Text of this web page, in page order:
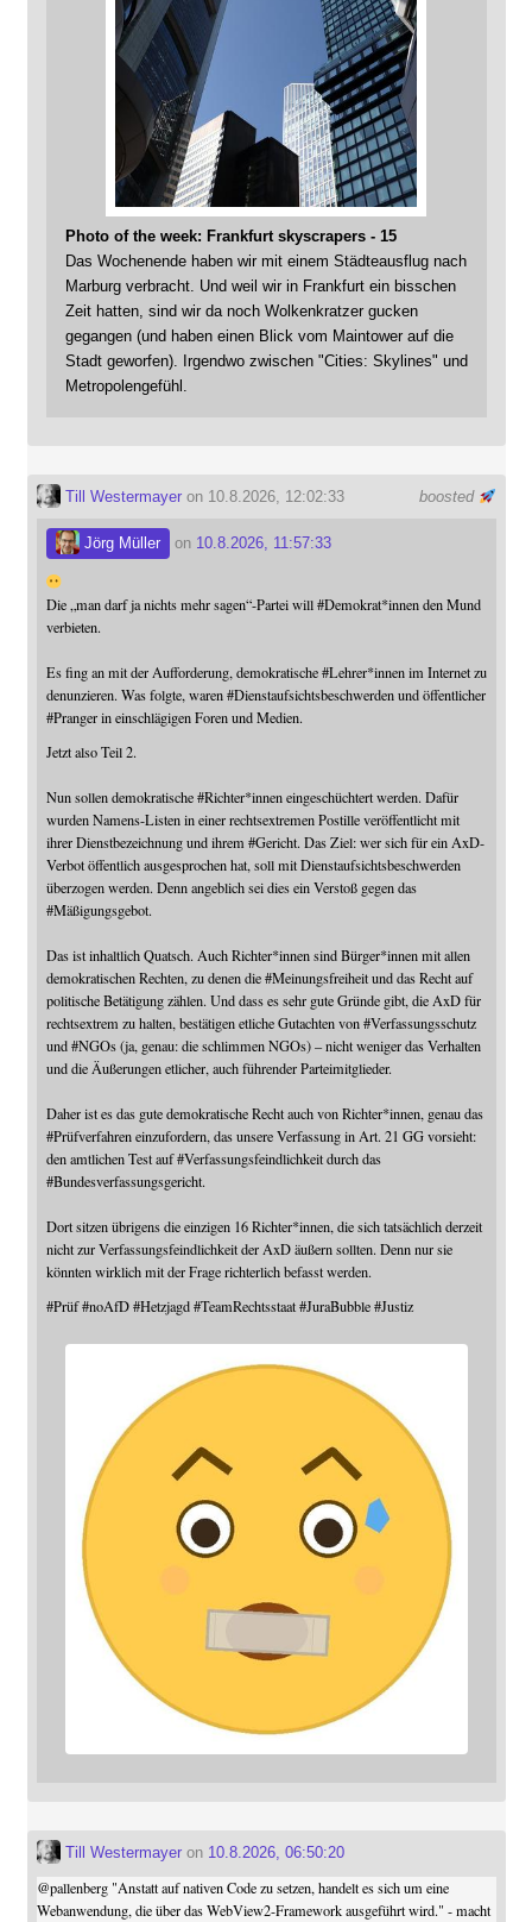
Photo of the week: Frankfurt skyscrapers - 15
Das Wochenende haben wir mit einem Städteausflug nach
Marburg verbracht. Und weil wir in Frankfurt ein bisschen
Zeit hatten, sind wir da noch Wolkenkratzer gucken
gegangen (und haben einen Blick vom Maintower auf die
Stadt geworfen). Irgendwo zwischen "Cities: Skylines" und
Metropolengefühl.
boosted
Till Westermayeron 10.8.2026, 12:02:33
Jörg Müller on 10.8.2026, 11:57:33
Die „man darf ja nichts mehr sagen“-Partei will#Demokrat*innen den Mund
verbieten.
Es fing an mit der Aufforderung, demokratische#Lehrer*innen im Internet zu
denunzieren. Was folgte, waren#Dienstaufsichtsbeschwerdenund öffentlicher
#Prangerin einschlägigen Foren und Medien.
Jetzt also Teil 2.
Nun sollen demokratische#Richter*innen eingeschüchtert werden. Dafür
wurden Namens-Listen in einer rechtsextremen Postille veröffentlicht mit
ihrer Dienstbezeichnung und ihrem #Gericht. Das Ziel: wer sich für ein AxD-
Verbot öffentlich ausgesprochen hat, soll mit Dienstaufsichtsbeschwerden
überzogen werden. Denn angeblich sei dies ein Verstoß gegen das
#Mäßigungsgebot.
Das ist inhaltlich Quatsch. Auch Richter*innen sind Bürger*innen mit allen
demokratischen Rechten, zu denen die#Meinungsfreiheitund das Recht auf
politische Betätigung zählen. Und dass es sehr gute Gründe gibt, die AxD für
rechtsextrem zu halten, bestätigen etliche Gutachten von#Verfassungsschutz
und#NGOs(ja, genau: die schlimmen NGOs) – nicht weniger das Verhalten
und die Äußerungen etlicher, auch führender Parteimitglieder.
Daher ist es das gute demokratische Recht auch von Richter*innen, genau das
#Prüfverfahreneinzufordern, das unsere Verfassung in Art. 21 GG vorsieht:
den amtlichen Test auf#Verfassungsfeindlichkeitdurch das
#Bundesverfassungsgericht.
Dort sitzen übrigens die einzigen 16 Richter*innen, die sich tatsächlich derzeit
nicht zur Verfassungsfeindlichkeit der AxD äußern sollten. Denn nur sie
könnten wirklich mit der Frage richterlich befasst werden.
#Prüf #noAfD #Hetzjagd #TeamRechtsstaat #JuraBubble #Justiz
Till Westermayeron 10.8.2026, 06:50:20
@pallenberg"Anstatt auf nativen Code zu setzen, handelt es sich um eine
Webanwendung, die über das WebView2-Framework ausgeführt wird." - macht